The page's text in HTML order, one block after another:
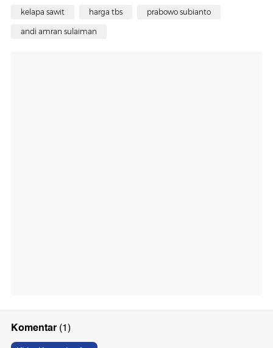
kelapa sawit harga tbs prabowo subianto
andi amran sulaiman